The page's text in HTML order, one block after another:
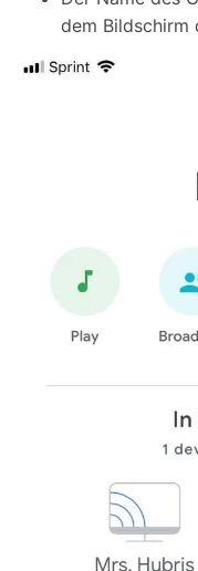
dem Bildschirm